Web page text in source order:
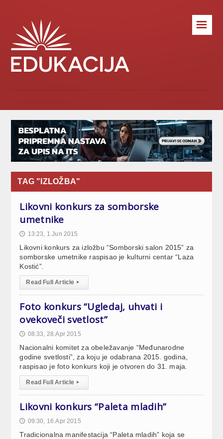
☰
TAG "IZLOŽBA"
Likovni konkurs za somborske
umetnike
🕔 13:23, 1.Jun 2015
Likovni konkurs za izložbu “Somborski salon 2015” za
somborske umetnike raspisao je kulturni centar “Laza
Kostić”.
Read Full Article ▸
Foto konkurs “Ugledaj, uhvati i
ovekoveči svetlost”
🕔 08:33, 28.Apr 2015
Nacionalni komitet za obeležavanje “Međunarodne
godine svetlosti”, za koju je odabrana 2015. godina,
raspisao je foto konkurs koji je otvoren do 31. maja.
Read Full Article ▸
Likovni konkurs “Paleta mladih”
🕔 09:30, 16.Apr 2015
Tradicionalna manifestacija “Paleta mladih” koja se